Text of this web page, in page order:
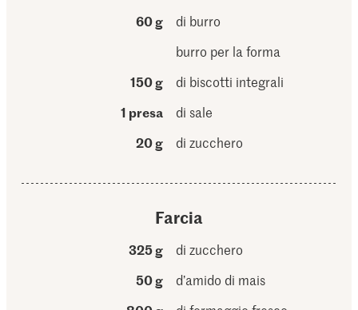
60 g
di burro
burro per la forma
150 g
di biscotti integrali
1 presa
di sale
20 g
di zucchero
Farcia
325 g
di zucchero
50 g
d’amido di mais